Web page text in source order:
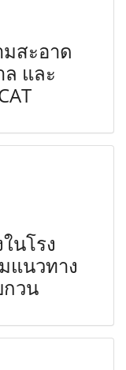
สะอาด
และ
นโรง
แนวทาง
กวน